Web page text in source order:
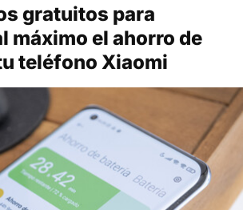
gratuitos para
máximo el ahorro de
teléfono Xiaomi